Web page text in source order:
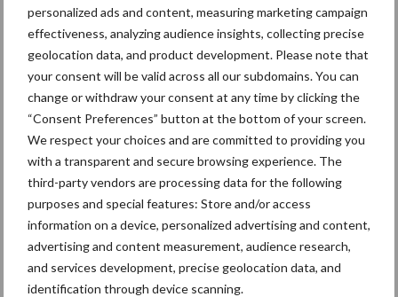
personalized ads and content, measuring marketing campaign
effectiveness, analyzing audience insights, collecting precise
geolocation data, and product development. Please note that
your consent will be valid across all our subdomains. You can
change or withdraw your consent at any time by clicking the
“Consent Preferences” button at the bottom of your screen.
We respect your choices and are committed to providing you
with a transparent and secure browsing experience. The
third-party vendors are processing data for the following
purposes and special features: Store and/or access
information on a device, personalized advertising and content,
advertising and content measurement, audience research,
and services development, precise geolocation data, and
identification through device scanning.
Door de
droogte gaan
gewassen
kapot, er is kans op hittestress én er wordt een
beregeningsverbod overwogen. Gelukkig is er toch een voordeel
aan de droogte: de kans bestaat dat de voermaatregel toch van
tafel moet. Het effect van ...Lees meer
LTO
doet
ultieme
18 augustus 2020